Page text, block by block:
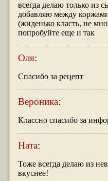
всегда делаю только из
добавляю между
(жиденько класть, не
попробуйте еще и так
Оля:
Спасибо за рецепт
Вероника:
Классно спасибо за
Ната:
Тоже всегда делаю из
вкуснее!